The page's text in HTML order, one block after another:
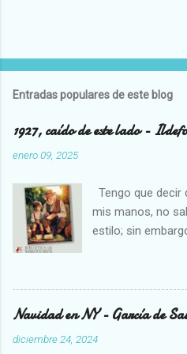
Entradas populares de este blog
1927, caído de este lado -
enero 09, 2025
Tengo que decir
mis manos, no
estilo; sin
en los libros que
aire fresco.
complicada en mi
conocen un
venido muy bien
Navidad en NY - García de
diciembre 24, 2024